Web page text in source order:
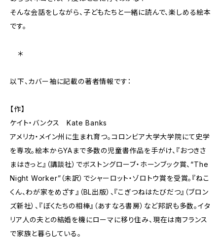
そんな会話をしながら、子どもたちと一緒に読んで、楽しめる絵本
です。
＊
以下、カバー袖に記載の著者情報です：
【作】
ケイト・バンクス Kate Banks
アメリカ・メイン州に生まれ育つ。コロンビア大学大学院にて史学
を専攻。絵本からYAまで多数の児童書作品を手がけ、『おつきさ
まはきっと』（講談社）でボストングローブ・ホーンブック賞、“The
Night Worker”（未訳）でシャーロット・ゾロトウ賞を受賞。『ねこ
くん、わが家をめざす』（BL出版）、『こぎつねはたびだつ』（ブロン
ズ新社）、『ぼくたちの相棒』（あすなろ書房）など邦訳も多数。イタ
リア人の夫との結婚を機にローマに移り住み、現在は南フランス
で家族と暮らしている。